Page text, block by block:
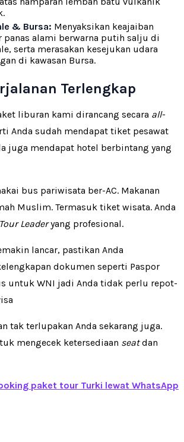
& Bursa: Menyaksikan keajaiban
panas alami berwarna putih salju di
serta merasakan kesejukan udara
di kawasan Bursa.
Terlengkap
liburan kami dirancang secara all-
Anda sudah mendapat tiket pesawat
juga mendapat hotel berbintang yang
bus pariwisata ber-AC. Makanan
Muslim. Termasuk tiket wisata. Anda
Tour Leaderyang profesional.
lancar, pastikan Anda
dokumen seperti Paspor
untuk WNI jadi Anda tidak perlu repot-
tak terlupakan Anda sekarang juga.
mengecek ketersediaan seatdan
paket tour Turki lewat WhatsApp